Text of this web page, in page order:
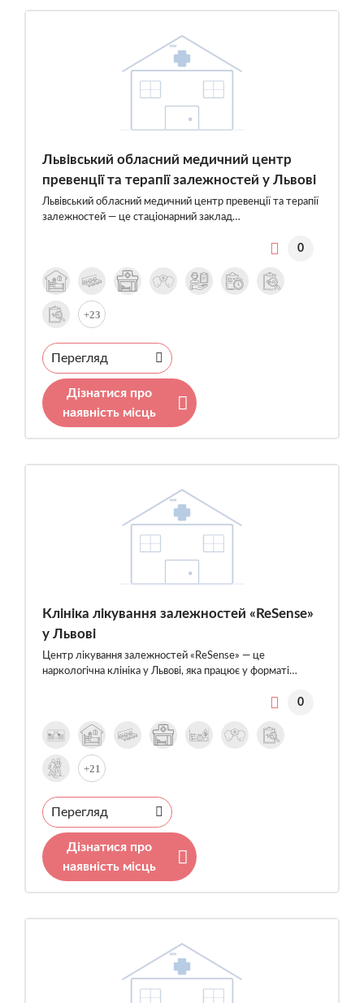
Львівський обласний медичний центр
превенції та терапії залежностей у Львові
Львівський обласний медичний центр превенції та терапії
залежностей — це стаціонарний заклад…
0
+23
Перегляд
Дізнатися про
наявність місць
Клініка лікування залежностей «ReSense»
у Львові
Центр лікування залежностей «ReSense» — це
наркологічна клініка у Львові, яка працює у форматі…
0
+21
Перегляд
Дізнатися про
наявність місць